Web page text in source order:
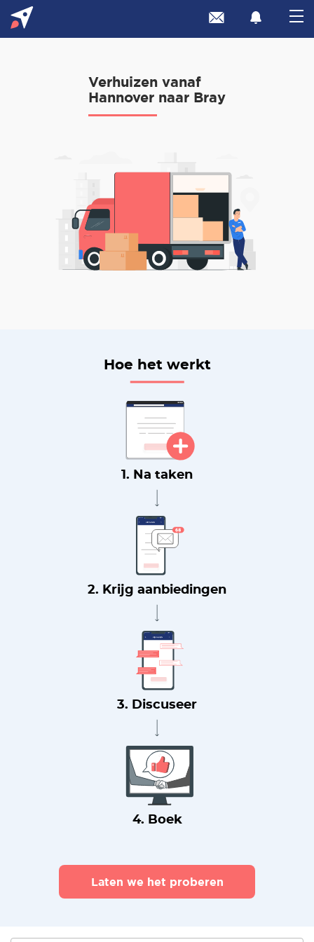
Verhuizen vanaf
Hannover naar Bray
Hoe het werkt
1. Na taken
2. Krijg aanbiedingen
3. Discuseer
4. Boek
Laten we het proberen